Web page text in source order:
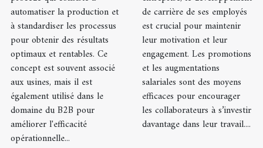
automatiser la production et
à standardiser les processus
pour obtenir des résultats
optimaux et rentables. Ce
concept est souvent associé
aux usines, mais il est
également utilisé dans le
domaine du B2B pour
améliorer l'efficacité
opérationnelle...
de carrière de ses employés
est crucial pour maintenir
leur motivation et leur
engagement. Les promotions
et les augmentations
salariales sont des moyens
efficaces pour encourager
les collaborateurs à s’investir
davantage dans leur travail....